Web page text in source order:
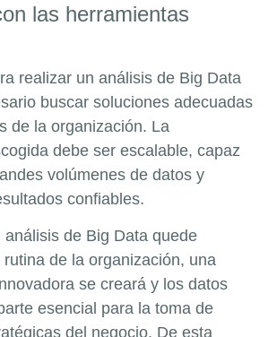
las herramientas
realizar un análisis de Big Data
buscar soluciones adecuadas
de la organización. La
debe ser escalable, capaz
volúmenes de datos y
confiables.
análisis de Big Data quede
de la organización, una
se creará y los datos
esencial para la toma de
del negocio. De esta